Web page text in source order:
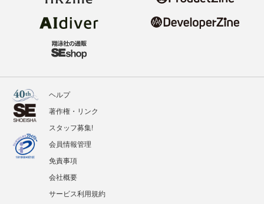
ヘルプ
著作権・リンク
スタッフ募集!
会員情報管理
免責事項
会社概要
サービス利用規約